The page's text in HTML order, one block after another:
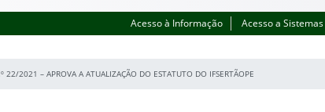
Acesso à Informação Acesso a Sistemas
22/2021 – APROVA A ATUALIZAÇÃO DO ESTATUTO DO IFSERTÃOPE